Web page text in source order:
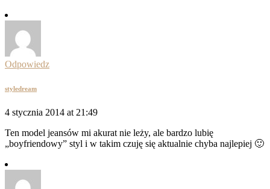
Odpowiedz
styledream
4 stycznia 2014 at 21:49
Ten model jeansów mi akurat nie leży, ale bardzo lubię
„boyfriendowy” styl i w takim czuję się aktualnie chyba najlepiej 🙂